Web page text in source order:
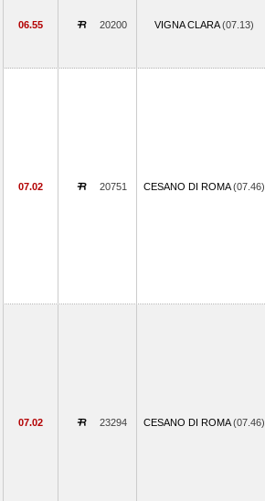
06.55 20200 VIGNA CLARA(07.13)
07.02 20751 CESANO DI ROMA(07.46)
07.02 23294 CESANO DI ROMA(07.46)